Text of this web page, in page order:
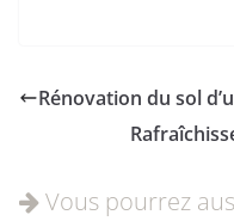
Rénovation du sol
Vous pourrez